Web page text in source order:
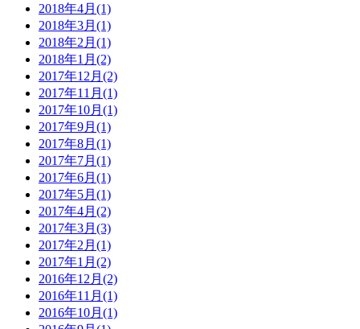
2018年4月(1)
2018年3月(1)
2018年2月(1)
2018年1月(2)
2017年12月(2)
2017年11月(1)
2017年10月(1)
2017年9月(1)
2017年8月(1)
2017年7月(1)
2017年6月(1)
2017年5月(1)
2017年4月(2)
2017年3月(3)
2017年2月(1)
2017年1月(2)
2016年12月(2)
2016年11月(1)
2016年10月(1)